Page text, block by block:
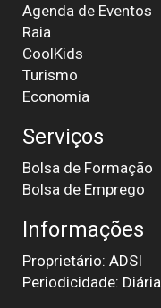
Agenda de Eventos
Raia
CoolKids
Turismo
Economia
Serviços
Bolsa de Formação
Bolsa de Emprego
Informações
Proprietário: ADSI
Periodicidade: Diária